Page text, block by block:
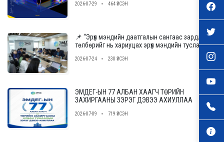
2026-07-29 464 ҮЗСЭН
📌 “Эрүүл мэндийн даатгалын сангаас зардлын
төлбөрийг нь хариуцах эрүүл мэндийн тусламж,
шалгаруулах журам”-ын төслийн ээлжит
2026-07-24 230 ҮЗСЭН
ЭМДЕГ-ЫН 77 АЛБАН ХААГЧ ТӨРИЙН
ЗАХИРГААНЫ ЗЭРЭГ ДЭВЭЭ АХИУЛЛАА
2026-07-09 719 ҮЗСЭН